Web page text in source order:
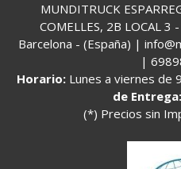
MUNDITRUCK
COMELLES, 2B LOCAL 3
Barcelona - (España) |
|
Horario: Lunes a viernes de
de Entrega:
(*) Precios sin